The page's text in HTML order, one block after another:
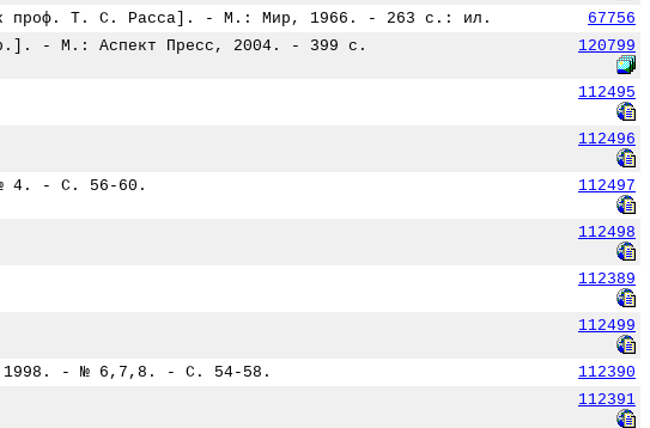
проф. Т. С. Расса]. - М.: Мир, 1966. - 263 с.: ил.
67756
- М.: Аспект Пресс, 2004. - 399 с. 120799
112495
112496
№ 4. - С. 56-60.
112497
112498
112389
112499
- 1998. - № 6,7,8. - С. 54-58.
112390
112391